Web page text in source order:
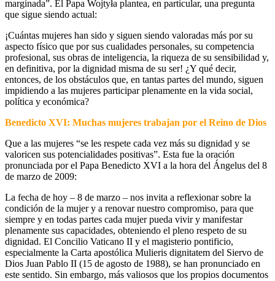
marginada”. El Papa Wojtyła plantea, en particular, una pregunta
que sigue siendo actual:
¡Cuántas mujeres han sido y siguen siendo valoradas más por su
aspecto físico que por sus cualidades personales, su competencia
profesional, sus obras de inteligencia, la riqueza de su sensibilidad y,
en definitiva, por la dignidad misma de su ser! ¿Y qué decir,
entonces, de los obstáculos que, en tantas partes del mundo, siguen
impidiendo a las mujeres participar plenamente en la vida social,
política y económica?
Benedicto XVI: Muchas mujeres trabajan por el Reino de Dios
Que a las mujeres “se les respete cada vez más su dignidad y se
valoricen sus potencialidades positivas”. Esta fue la oración
pronunciada por el Papa Benedicto XVI a la hora del Ángelus del 8
de marzo de 2009:
La fecha de hoy – 8 de marzo – nos invita a reflexionar sobre la
condición de la mujer y a renovar nuestro compromiso, para que
siempre y en todas partes cada mujer pueda vivir y manifestar
plenamente sus capacidades, obteniendo el pleno respeto de su
dignidad. El Concilio Vaticano II y el magisterio pontificio,
especialmente la Carta apostólica Mulieris dignitatem del Siervo de
Dios Juan Pablo II (15 de agosto de 1988), se han pronunciado en
este sentido. Sin embargo, más valiosos que los propios documentos